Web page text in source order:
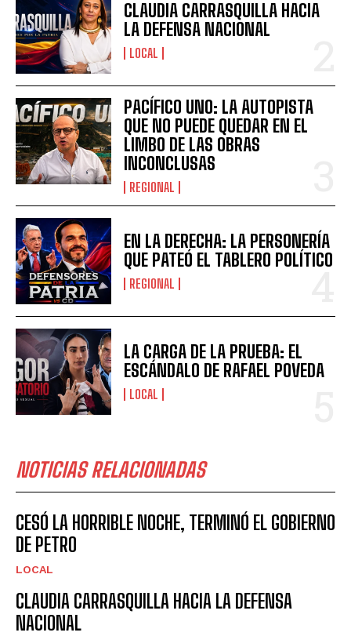
CLAUDIA CARRASQUILLA HACIA
LA DEFENSA NACIONAL
LOCAL
PACÍFICO UNO: LA AUTOPISTA
QUE NO PUEDE QUEDAR EN EL
LIMBO DE LAS OBRAS
INCONCLUSAS
REGIONAL
EN LA DERECHA: LA PERSONERÍA
QUE PATEÓ EL TABLERO POLÍTICO
REGIONAL
LA CARGA DE LA PRUEBA: EL
ESCÁNDALO DE RAFAEL POVEDA
LOCAL
NOTICIAS RELACIONADAS
CESÓ LA HORRIBLE NOCHE, TERMINÓ EL GOBIERNO
DE PETRO
LOCAL
CLAUDIA CARRASQUILLA HACIA LA DEFENSA
NACIONAL